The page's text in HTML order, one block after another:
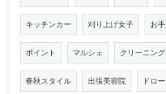
キッチンカー 刈り上げ女子 お
ポイント マルシェ クリーニング
春秋スタイル 出張美容院 ドロ